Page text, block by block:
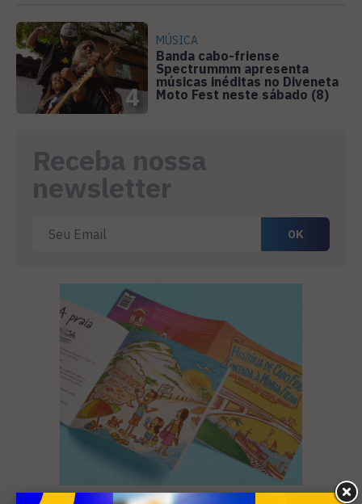
4
MÚSICA
Banda cabo-friense
Spectrummm apresenta
músicas inéditas no Diveneta
Moto Fest neste sábado (8)
Receba nossa
newsletter